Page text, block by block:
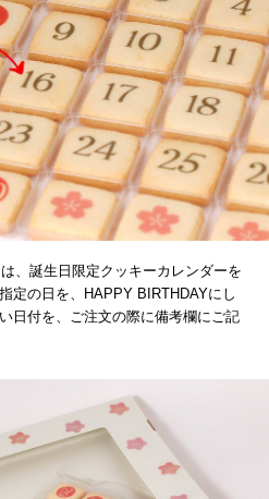
は、誕生日限定クッキーカレンダーを
定の日を、HAPPY BIRTHDAYにし
日付を、ご注文の際に備考欄にご記